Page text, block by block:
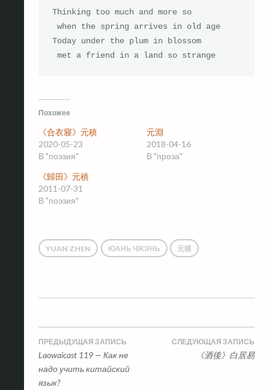
Thinking too much and more so
when the spring arrives in old age
Today under the plum in blossom
met a friend in a land so strange
Похожее
《合衣寢》元稹
2020-05-23
В "поэзия"
元淵
2018-04-16
В "проза"
《歸田》元稹
2011-07-31
В "поэзия"
YUAN ZHEN ЮАНЬ ЧЖЭНЬ 元稹
Навигация
по
ПРЕДЫДУЩАЯ ЗАПИСЬ
Laowaicast 119 — Как не
надо учить китайский
язык?
СЛЕДУЮЩАЯ ЗАПИСЬ
《酒後》白居易